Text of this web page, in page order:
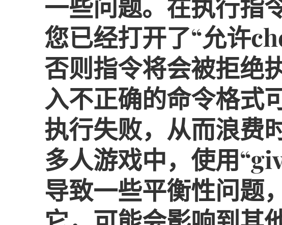
您已经打开了“允许
否则指令将会被拒绝
入不正确的命令格式
执行失败，从而浪费
多人游戏中，使用
导致一些平衡性问题